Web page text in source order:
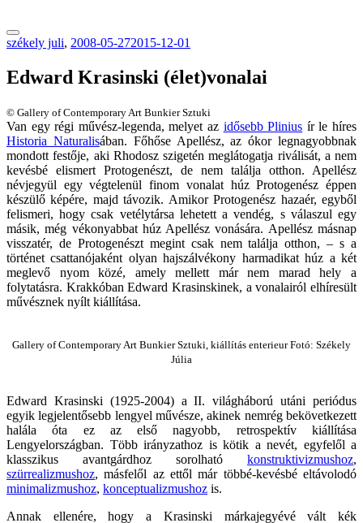
székely juli, 2008-05-272015-12-01
Edward Krasinski (élet)vonalai
© Gallery of Contemporary Art Bunkier Sztuki
Van egy régi művész-legenda, melyet az idősebb Plinius ír le híres
Historia Naturalisában. Főhőse Apellész, az ókor legnagyobbnak
mondott festője, aki Rhodosz szigetén meglátogatja riválisát, a nem
kevésbé elismert Protogenészt, de nem találja otthon. Apellész
névjegyül egy végtelenül finom vonalat húz Protogenész éppen
készülő képére, majd távozik. Amikor Protogenész hazaér, egyből
felismeri, hogy csak vetélytársa lehetett a vendég, s válaszul egy
másik, még vékonyabbat húz Apellész vonására. Apellész másnap
visszatér, de Protogenészt megint csak nem találja otthon, – s a
történet csattanójaként olyan hajszálvékony harmadikat húz a két
meglevő nyom közé, amely mellett már nem marad hely a
folytatásra. Krakkóban Edward Krasinskinek, a vonalairól elhíresült
művésznek nyílt kiállítása.
Gallery of Contemporary Art Bunkier Sztuki, kiállítás enterieur Fotó: Székely
Júlia
Edward Krasinski (1925-2004) a II. világháború utáni periódus
egyik legjelentősebb lengyel művésze, akinek nemrég bekövetkezett
halála óta ez az első nagyobb, retrospektív kiállítása
Lengyelországban. Több irányzathoz is kötik a nevét, egyfelől a
klasszikus avantgárdhoz sorolható konstruktivizmushoz,
szürrealizmushoz, másfelől az ettől már többé-kevésbé eltávolodó
minimalizmushoz, konceptualizmushoz is.
Annak ellenére, hogy a Krasinski márkajegyévé vált kék